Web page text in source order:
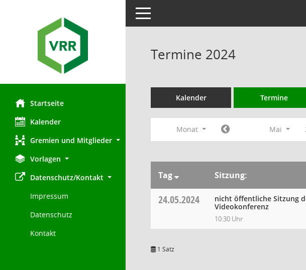
Startseite
Kalender
Gremien und Mitglieder
Vorlagen
Datenschutz/Kontakt
Impressum
Datenschutz
Kontakt
Toggle navigation
Termine 2024
Kalender Termine
Monat Mai
Tag Sitzung:
24.05.2024
nicht öffentliche Sitzung
Videokonferenz
10:30 Uhr
1 Satz